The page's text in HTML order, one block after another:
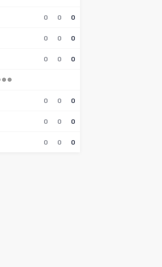
0 0 0
0 0 0
0 0 0
0 0 0
0 0 0
0 0 0